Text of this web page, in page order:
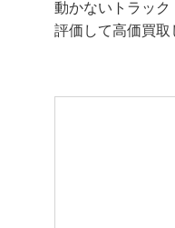
動かないトラッ
評価して高価買取